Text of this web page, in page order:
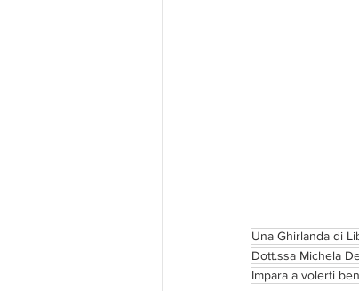
Una Ghirlanda di
Dott.ssa Michela
Impara a volerti